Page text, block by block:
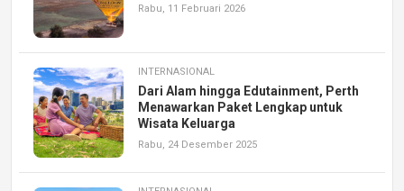
Rabu, 11 Februari 2026
INTERNASIONAL
Dari Alam hingga Edutainment, Perth
Menawarkan Paket Lengkap untuk
Wisata Keluarga
Rabu, 24 Desember 2025